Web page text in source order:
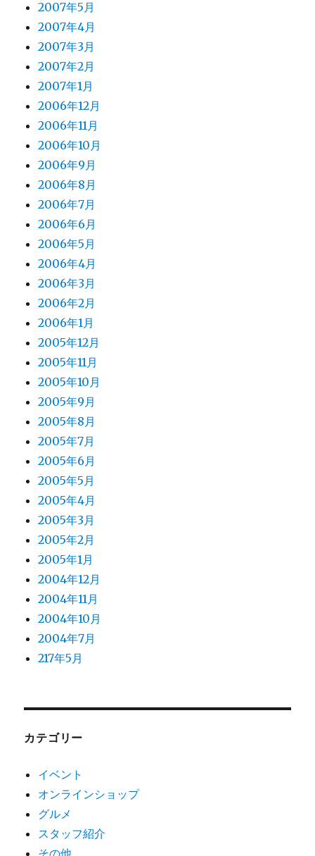
2007年5月
2007年4月
2007年3月
2007年2月
2007年1月
2006年12月
2006年11月
2006年10月
2006年9月
2006年8月
2006年7月
2006年6月
2006年5月
2006年4月
2006年3月
2006年2月
2006年1月
2005年12月
2005年11月
2005年10月
2005年9月
2005年8月
2005年7月
2005年6月
2005年5月
2005年4月
2005年3月
2005年2月
2005年1月
2004年12月
2004年11月
2004年10月
2004年7月
217年5月
カテゴリー
イベント
オンラインショップ
グルメ
スタッフ紹介